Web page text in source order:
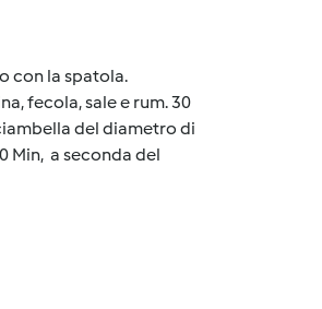
con la spatola.
fecola, sale e rum. 30
del diametro di
Min, a seconda del